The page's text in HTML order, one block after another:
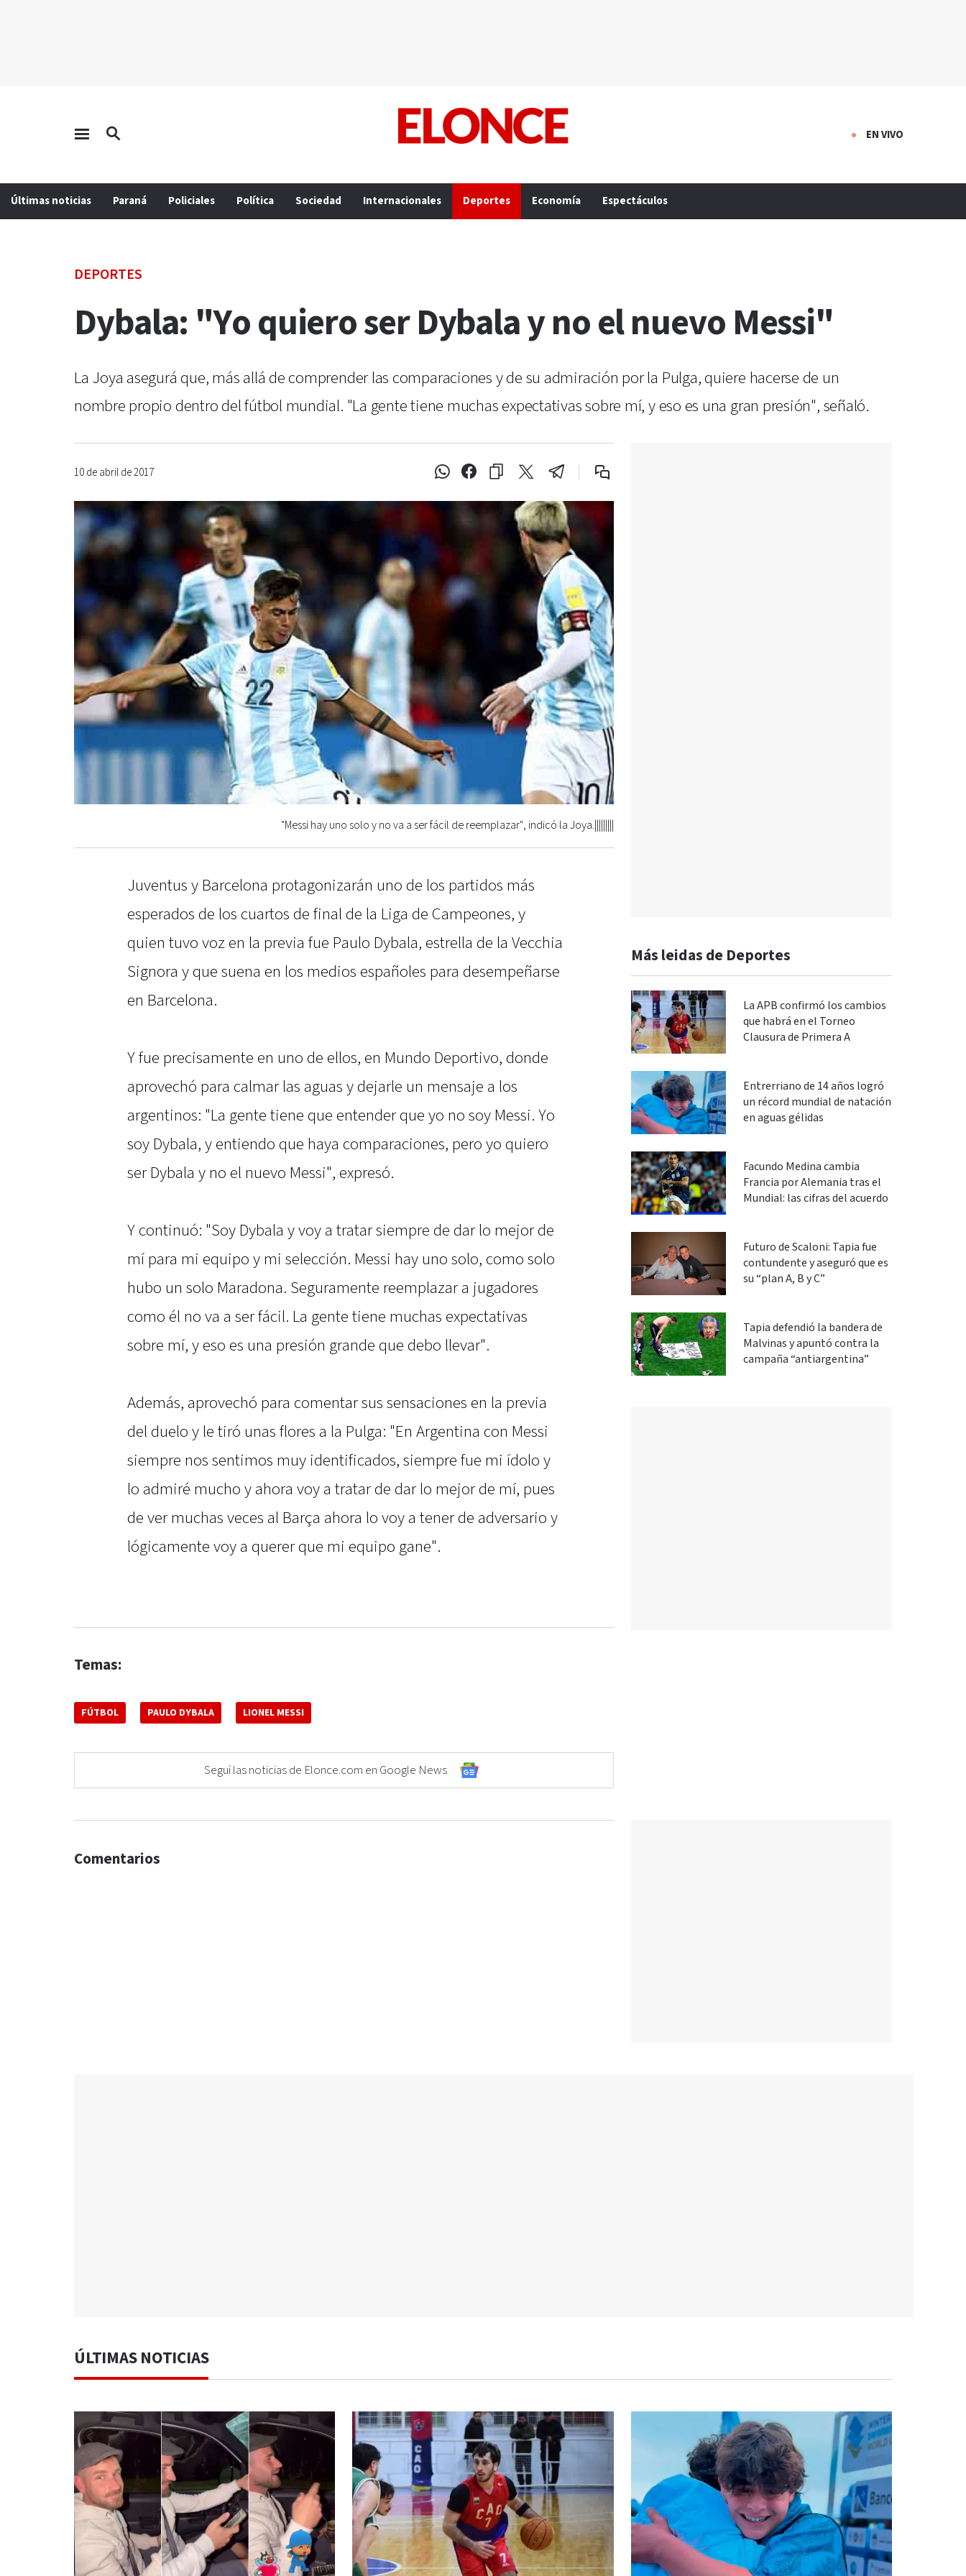
EN VIVO
Últimas noticias Paraná Policiales Política Sociedad Internacionales Deportes Economía Espectáculos
DEPORTES
Dybala: "Yo quiero ser Dybala y no el nuevo Messi"
La Joya asegurá que, más allá de comprender las comparaciones y de su admiración por la Pulga, quiere hacerse de un
nombre propio dentro del fútbol mundial. "La gente tiene muchas expectativas sobre mí, y eso es una gran presión", señaló.
10 de abril de 2017
"Messi hay uno solo y no va a ser fácil de reemplazar", indicó la Joya.|||||||||
Juventus y Barcelona protagonizarán uno de los partidos más
esperados de los cuartos de final de la Liga de Campeones, y
quien tuvo voz en la previa fue Paulo Dybala, estrella de la Vecchia
Signora y que suena en los medios españoles para desempeñarse
en Barcelona.
Y fue precisamente en uno de ellos, en Mundo Deportivo, donde
aprovechó para calmar las aguas y dejarle un mensaje a los
argentinos: "La gente tiene que entender que yo no soy Messi. Yo
soy Dybala, y entiendo que haya comparaciones, pero yo quiero
ser Dybala y no el nuevo Messi", expresó.
Y continuó: "Soy Dybala y voy a tratar siempre de dar lo mejor de
mí para mi equipo y mi selección. Messi hay uno solo, como solo
hubo un solo Maradona. Seguramente reemplazar a jugadores
como él no va a ser fácil. La gente tiene muchas expectativas
sobre mí, y eso es una presión grande que debo llevar".
Además, aprovechó para comentar sus sensaciones en la previa
del duelo y le tiró unas flores a la Pulga: "En Argentina con Messi
siempre nos sentimos muy identificados, siempre fue mi ídolo y
lo admiré mucho y ahora voy a tratar de dar lo mejor de mí, pues
de ver muchas veces al Barça ahora lo voy a tener de adversario y
lógicamente voy a querer que mi equipo gane".
Temas:
FÚTBOL PAULO DYBALA LIONEL MESSI
Seguí las noticias de Elonce.com en Google News
Más leidas de Deportes
La APB confirmó los cambios
que habrá en el Torneo
Clausura de Primera A
Entrerriano de 14 años logró
un récord mundial de natación
en aguas gélidas
Facundo Medina cambia
Francia por Alemania tras el
Mundial: las cifras del acuerdo
Futuro de Scaloni: Tapia fue
contundente y aseguró que es
su “plan A, B y C”
Tapia defendió la bandera de
Malvinas y apuntó contra la
campaña “antiargentina”
Comentarios
ÚLTIMAS NOTICIAS